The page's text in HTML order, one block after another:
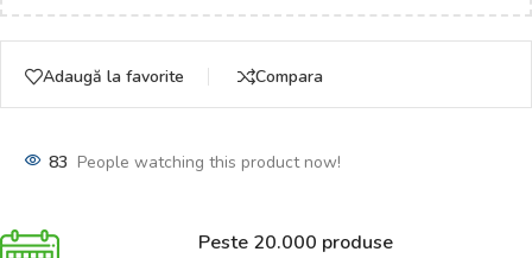
Adaugă la favorite Compara
83 People watching this product now!
Peste 20.000 produse